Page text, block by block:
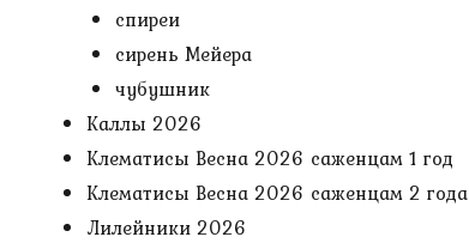
спиреи
сирень Мейера
чубушник
Каллы 2026
Клематисы Весна 2026 саженцам 1 год
Клематисы Весна 2026 саженцам 2 года
Лилейники 2026